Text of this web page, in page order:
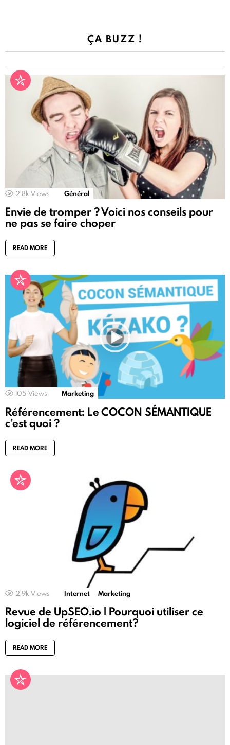
ÇA BUZZ !
2.8k Views Général
Envie de tromper ? Voici nos conseils pour
ne pas se faire choper
READ MORE
105 Views Marketing
Référencement: Le COCON SÉMANTIQUE
c’est quoi ?
READ MORE
2.9k Views Internet Marketing
Revue de UpSEO.io | Pourquoi utiliser ce
logiciel de référencement?
READ MORE